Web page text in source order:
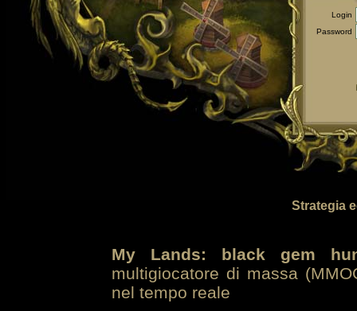
Login
Password
Strategia
My Lands: black gem
multigiocatore di massa
nel tempo reale